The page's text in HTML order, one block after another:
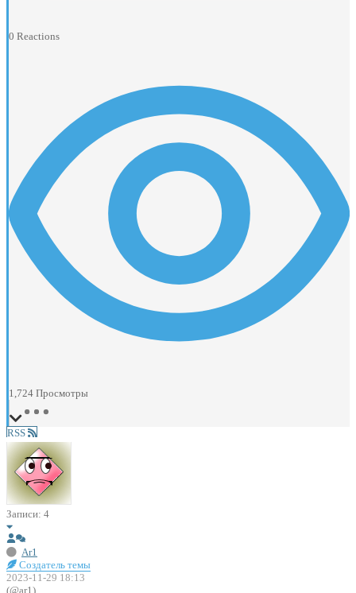
0 Reactions
1,724 Просмотры
RSS
Записи: 4
Ar1
Создатель темы
2023-11-29 18:13
(@ar1)